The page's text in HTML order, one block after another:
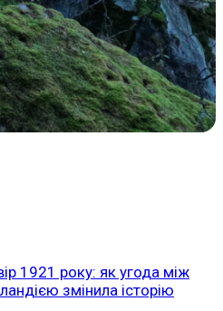
1921 року: як угода між
змінила історію